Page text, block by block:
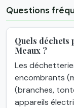
Questions
Quels déchets
Meaux ?
Les
encombrants
(branches,
appareils